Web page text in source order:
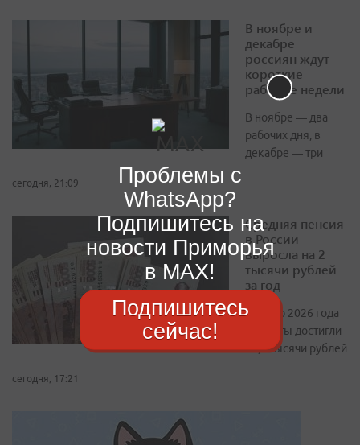
В ноябре и
декабре
россиян ждут
короткие
рабочие недели
В ноябре — два
рабочих дня, в
декабре — три
сегодня, 21:09
Средняя пенсия
в России
выросла на 2
тысячи рублей
за год
К июлю 2026 года
выплаты достигли
27,2 тысячи рублей
сегодня, 17:21
Проблемы с
WhatsApp?
Подпишитесь на
новости Приморья
в MAX!
Подпишитесь
сейчас!